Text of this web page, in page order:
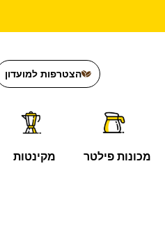
הצטרפות למועדון
מכונות פילטר מקינטות